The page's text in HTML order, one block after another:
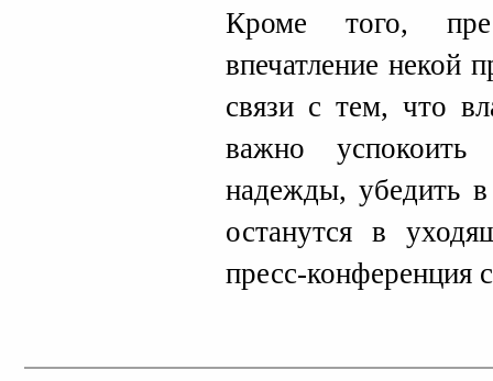
Кроме того,
впечатление некой
связи с тем, что
важно
надежды, убедить
останутся в
пресс-конференция